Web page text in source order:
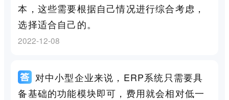
本，这些需要根据自己情况进行综合考虑，
选择适合自己的。
2022-12-08
对中小型企业来说，ERP系统只需要具
备基础的功能模块即可，费用就会相对低一